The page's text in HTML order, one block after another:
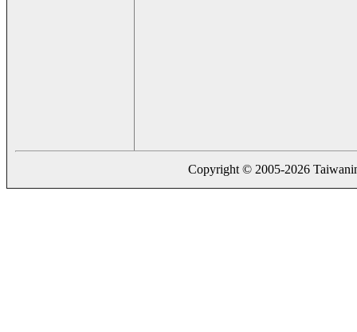
Copyright © 2005-2026